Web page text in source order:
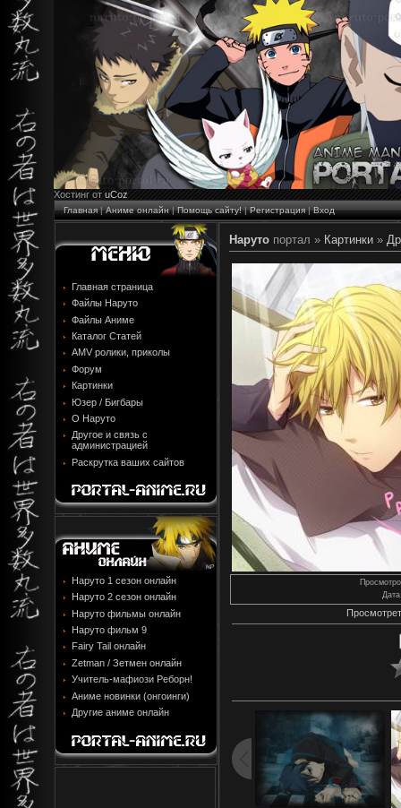
Хостинг от uCoz
Главная|Аниме онлайн|Помощь сайту!|Регистрация|Вход
Главная страница
Файлы Наруто
Файлы Аниме
Каталог Статей
AMV ролики, приколы
Форум
Картинки
Юзер / Бигбары
О Наруто
Другое и связь с
администрацией
Раскрутка ваших сайтов
Наруто 1 сезон онлайн
Наруто 2 сезон онлайн
Наруто фильмы онлайн
Наруто фильм 9
Fairy Tail онлайн
Zetman / Зетмен онлайн
Учитель-мафиози Реборн!
Аниме новинки (онгоинги)
Другие аниме онлайн
Наруто портал » Картинки »
Дата